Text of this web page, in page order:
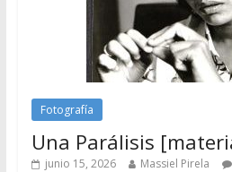
Fotografía
Una Parálisis
junio 15, 2026 Massiel Pirela